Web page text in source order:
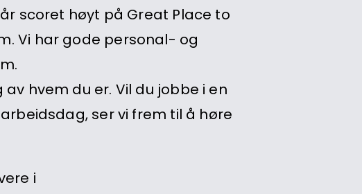
scoret høyt på Great Place to
Vi har gode personal- og
hvem du er. Vil du jobbe i en
ser vi frem til å høre
i